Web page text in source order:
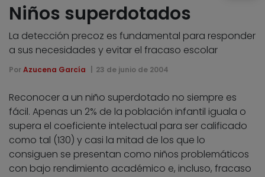
Niños superdotados
La detección precoz es fundamental para responder
a sus necesidades y evitar el fracaso escolar
Por Azucena García 23 de junio de 2004
Reconocer a un niño superdotado no siempre es
fácil. Apenas un 2% de la población infantil iguala o
supera el coeficiente intelectual para ser calificado
como tal (130) y casi la mitad de los que lo
consiguen se presentan como niños problemáticos
con bajo rendimiento académico e, incluso, fracaso